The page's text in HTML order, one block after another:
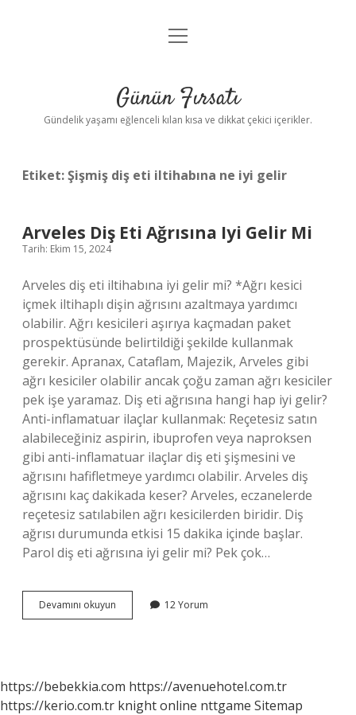
Anasayfa
Yasal Uyarı
menüyü
Günün Fırsatı
Gündelik yaşamı eğlenceli kılan kısa ve dikkat çekici içerikler.
Etiket:Şişmiş diş eti iltihabına ne iyi gelir
Arveles Diş Eti Ağrısına Iyi Gelir Mi
Tarih: Ekim 15, 2024
Arveles diş eti iltihabına iyi gelir mi? *Ağrı kesici
içmek iltihaplı dişin ağrısını azaltmaya yardımcı
olabilir. Ağrı kesicileri aşırıya kaçmadan paket
prospektüsünde belirtildiği şekilde kullanmak
gerekir. Apranax, Cataflam, Majezik, Arveles gibi
ağrı kesiciler olabilir ancak çoğu zaman ağrı kesiciler
pek işe yaramaz. Diş eti ağrısına hangi hap iyi gelir?
Anti-inflamatuar ilaçlar kullanmak: Reçetesiz satın
alabileceğiniz aspirin, ibuprofen veya naproksen
gibi anti-inflamatuar ilaçlar diş eti şişmesini ve
ağrısını hafifletmeye yardımcı olabilir. Arveles diş
ağrısını kaç dakikada keser? Arveles, eczanelerde
reçetesiz satılabilen ağrı kesicilerden biridir. Diş
ağrısı durumunda etkisi 15 dakika içinde başlar.
Parol diş eti ağrısına iyi gelir mi? Pek çok…
Devamını okuyun
Diş
Mi
12 Yorum
https://bebekkia.com https://avenuehotel.com.tr
https://kerio.com.tr knight online nttgame Sitemap